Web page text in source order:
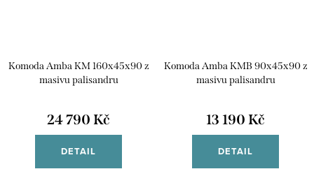
Komoda Amba KM 160x45x90 z
masivu palisandru
24 790 Kč
DETAIL
Komoda Amba KMB 90x45x90 z
masivu palisandru
13 190 Kč
DETAIL